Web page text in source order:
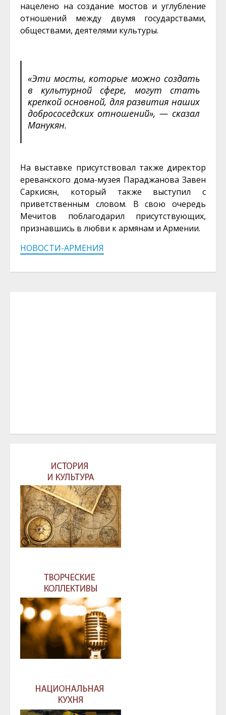
нацелено на создание мостов и углубление
отношений между двумя государствами,
обществами, деятелями культуры.
«Эти мосты, которые можно создать
в культурной сфере, могут стать
крепкой основной, для развития наших
добрососедских отношений», — сказал
Манукян.
На выставке присутствовал также директор
ереванского дома-музея Параджанова Завен
Саркисян, который также выступил с
приветственным словом. В свою очередь
Мечитов поблагодарил присутствующих,
признавшись в любви к армянам и Армении.
НОВОСТИ-АРМЕНИЯ